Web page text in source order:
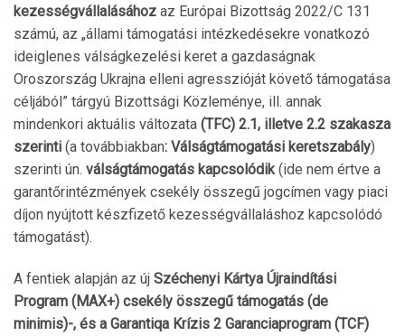
kezességvállalásához az Európai Bizottság 2022/C 131
számú, az „állami támogatási intézkedésekre vonatkozó
ideiglenes válságkezelési keret a gazdaságnak
Oroszország Ukrajna elleni agresszióját követő támogatása
céljából” tárgyú Bizottsági Közleménye, ill. annak
mindenkori aktuális változata (TFC) 2.1, illetve 2.2 szakasza
szerinti (a továbbiakban: Válságtámogatási keretszabály)
szerinti ún. válságtámogatás kapcsolódik(ide nem értve a
garantőrintézmények csekély összegű jogcímen vagy piaci
díjon nyújtott készfizető kezességvállaláshoz kapcsolódó
támogatást).
A fentiek alapján az új Széchenyi Kártya Újraindítási
Program (MAX+) csekély összegű támogatás (de
minimis)-, és a Garantiqa Krízis 2 Garanciaprogram (TCF)